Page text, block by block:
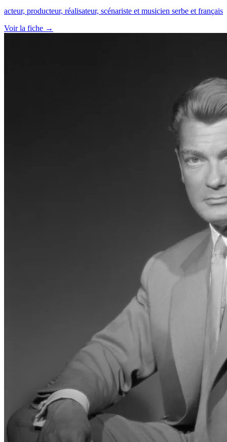
acteur, producteur, réalisateur, scénariste et musicien serbe et français
Voir la fiche →